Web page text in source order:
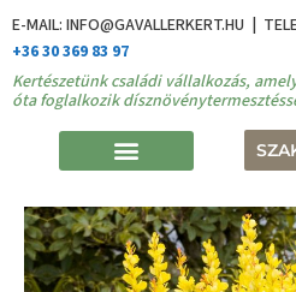
E-MAIL: INFO@GAVALLERKERT.HU |
+36 30 369 83 97
Kertészetünk családi vállalkozás,
óta foglalkozik